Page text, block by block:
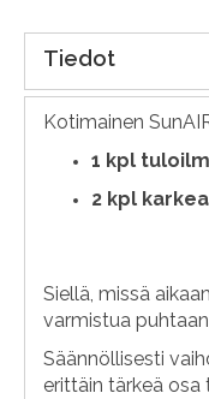
Tiedot
Kotimainen
1 kpl
2 kpl
Siellä, missä
varmistua
Säännöllisesti
erittäin tärkeä